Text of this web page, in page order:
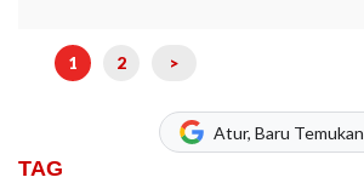
1 2 >
Atur, Baru Temukan
TAG